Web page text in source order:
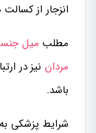
انزجار از کسالت
مطلب میل
مردان نیز در
باشد.
شرایط پزشکی